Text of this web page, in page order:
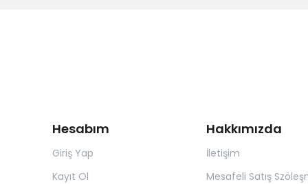
Hesabım
Giriş Yap
Kayıt Ol
Hakkımızda
İletişim
Mesafeli Satış